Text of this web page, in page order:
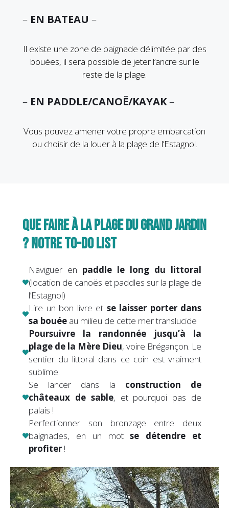
– EN BATEAU –
Il existe une zone de baignade délimitée par des
bouées, il sera possible de jeter l’ancre sur le
reste de la plage.
– EN PADDLE/CANOË/KAYAK–
Vous pouvez amener votre propre embarcation
ou choisir de la louer à la plage de l’Estagnol.
QUE FAIRE À LA PLAGE DU GRAND JARDIN
? NOTRE TO-DO LIST
Naviguer en paddle le long du littoral
(location de canoës et paddles sur la plage de
l’Estagnol)
Lire un bon livre et se laisser porter dans
sa bouée au milieu de cette mer translucide
Poursuivre la randonnée jusqu’à la
plage de la Mère Dieu, voire Brégançon. Le
sentier du littoral dans ce coin est vraiment
sublime.
Se lancer dans la construction de
châteaux de sable, et pourquoi pas de
palais !
Perfectionner son bronzage entre deux
baignades, en un motse détendre
et
profiter !